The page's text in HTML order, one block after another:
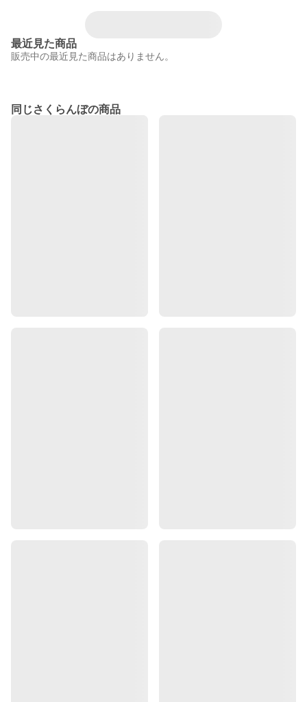
最近見た商品
販売中の最近見た商品はありません。
同じさくらんぼの商品